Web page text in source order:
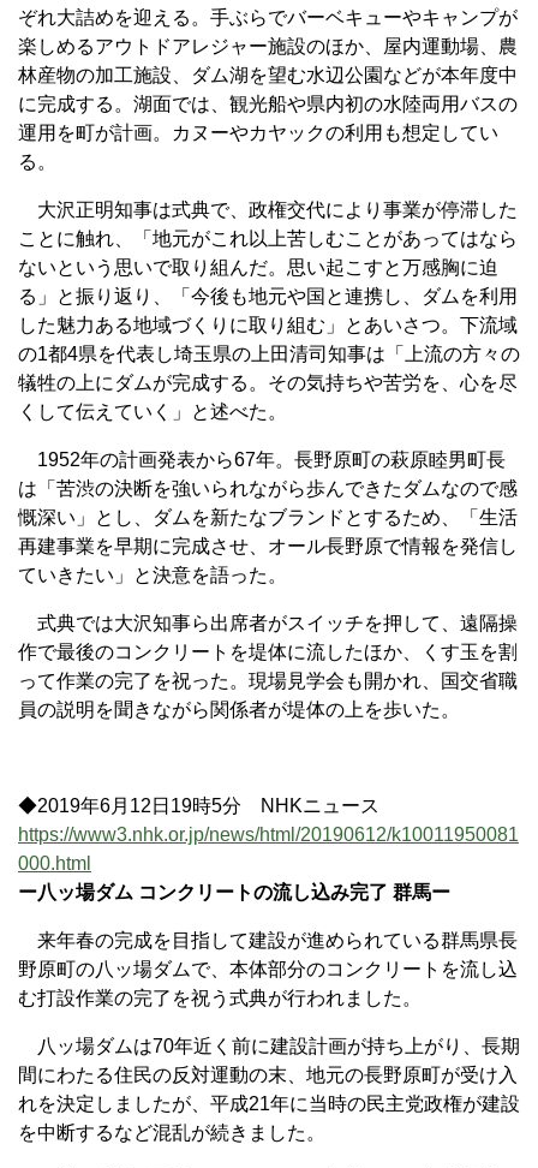
ぞれ大詰めを迎える。手ぶらでバーベキューやキャンプが
楽しめるアウトドアレジャー施設のほか、屋内運動場、農
林産物の加工施設、ダム湖を望む水辺公園などが本年度中
に完成する。湖面では、観光船や県内初の水陸両用バスの
運用を町が計画。カヌーやカヤックの利用も想定してい
る。
大沢正明知事は式典で、政権交代により事業が停滞した
ことに触れ、「地元がこれ以上苦しむことがあってはなら
ないという思いで取り組んだ。思い起こすと万感胸に迫
る」と振り返り、「今後も地元や国と連携し、ダムを利用
した魅力ある地域づくりに取り組む」とあいさつ。下流域
の1都4県を代表し埼玉県の上田清司知事は「上流の方々の
犠牲の上にダムが完成する。その気持ちや苦労を、心を尽
くして伝えていく」と述べた。
1952年の計画発表から67年。長野原町の萩原睦男町長
は「苦渋の決断を強いられながら歩んできたダムなので感
慨深い」とし、ダムを新たなブランドとするため、「生活
再建事業を早期に完成させ、オール長野原で情報を発信し
ていきたい」と決意を語った。
式典では大沢知事ら出席者がスイッチを押して、遠隔操
作で最後のコンクリートを堤体に流したほか、くす玉を割
って作業の完了を祝った。現場見学会も開かれ、国交省職
員の説明を聞きながら関係者が堤体の上を歩いた。
◆2019年6月12日19時5分 NHKニュース
https://www3.nhk.or.jp/news/html/20190612/k10011950081
000.html
ー八ッ場ダム コンクリートの流し込み完了 群馬ー
来年春の完成を目指して建設が進められている群馬県長
野原町の八ッ場ダムで、本体部分のコンクリートを流し込
む打設作業の完了を祝う式典が行われました。
八ッ場ダムは70年近く前に建設計画が持ち上がり、長期
間にわたる住民の反対運動の末、地元の長野原町が受け入
れを決定しましたが、平成21年に当時の民主党政権が建設
を中断するなど混乱が続きました。